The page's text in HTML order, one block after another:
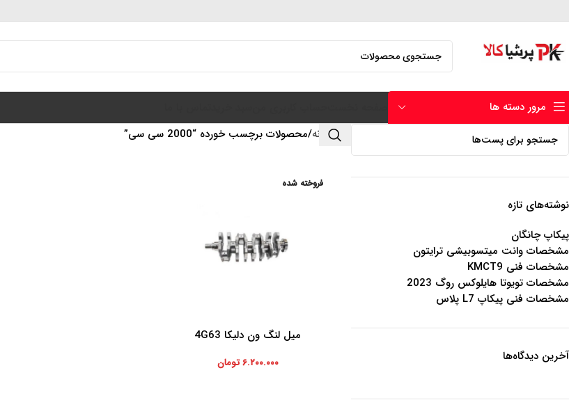
مرور دسته ها
نوشته‌های تازه
پیکاپ چانگان
مشخصات وانت میتسوبیشی ترایتون
مشخصات فنی KMCT9
مشخصات تویوتا هایلوکس روگ 2023
مشخصات فنی پیکاپ L7 پلاس
آخرین دیدگاه‌ها
خانه محصولات برچسب خورده “2000 سی سی”
فروخته شده
اطلاعات بیشترمیل لنگ ون دلیکا 4G63
۶.۲۰۰.۰۰۰تومان